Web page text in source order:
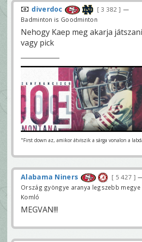
diverdoc 3 382
—
Badminton is Goodminton
Nehogy Kaep meg akarja
vagy pick
"First down az, amikor átviszik a sárga vonalon a
Alabama Niners 5 427
Ország gyöngye aranya legszebb megye
Komló
MEGVAN!!!